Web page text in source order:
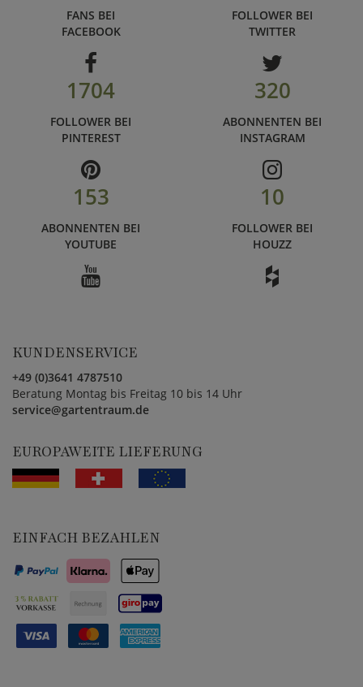
FANS BEI
FACEBOOK
FOLLOWER BEI
TWITTER
1704
FOLLOWER BEI
PINTEREST
320
ABONNENTEN BEI
INSTAGRAM
153
ABONNENTEN BEI
YOUTUBE
10
FOLLOWER BEI
HOUZZ
KUNDENSERVICE
+49 (0)3641 4787510
Beratung Montag bis Freitag 10 bis 14 Uhr
service@gartentraum.de
EUROPAWEITE LIEFERUNG
EINFACH BEZAHLEN